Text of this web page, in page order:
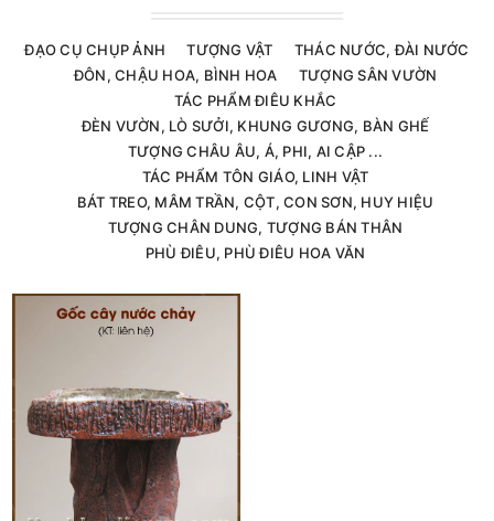
ĐẠO CỤ CHỤP ẢNH TƯỢNG VẬT
THÁC NƯỚC, ĐÀI NƯỚC
ĐÔN, CHẬU HOA, BÌNH HOA
TƯỢNG SÂN VƯỜN
TÁC PHẨM ĐIÊU KHẮC
ĐÈN VƯỜN, LÒ SƯỞI, KHUNG GƯƠNG, BÀN GHẾ
TƯỢNG CHÂU ÂU, Á, PHI, AI CẬP ...
TÁC PHẨM TÔN GIÁO, LINH VẬT
BÁT TREO, MÂM TRẦN, CỘT, CON SƠN, HUY HIỆU
TƯỢNG CHÂN DUNG, TƯỢNG BÁN THÂN
PHÙ ĐIÊU, PHÙ ĐIÊU HOA VĂN